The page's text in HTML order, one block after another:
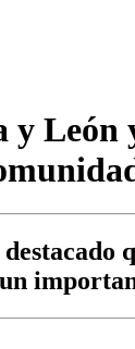
León